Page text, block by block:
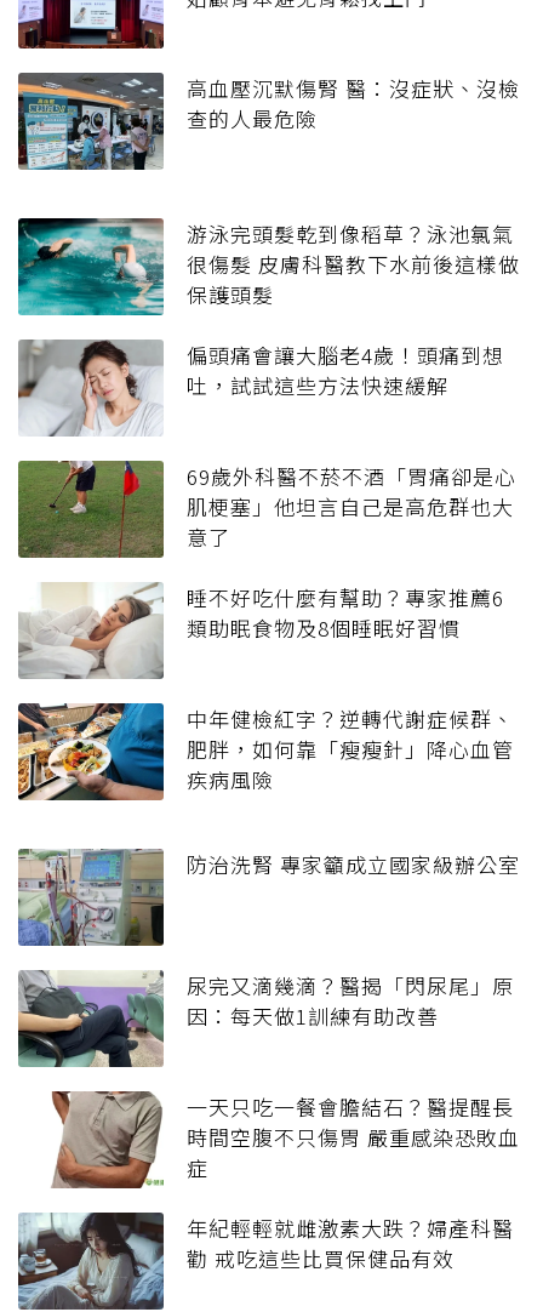
高血壓沉默傷腎 醫：沒症狀、沒檢
查的人最危險
游泳完頭髮乾到像稻草？泳池氯氣
很傷髮 皮膚科醫教下水前後這樣做
保護頭髮
偏頭痛會讓大腦老4歲！頭痛到想
吐，試試這些方法快速緩解
69歲外科醫不菸不酒「胃痛卻是心
肌梗塞」他坦言自己是高危群也大
意了
睡不好吃什麼有幫助？專家推薦6
類助眠食物及8個睡眠好習慣
中年健檢紅字？逆轉代謝症候群、
肥胖，如何靠「瘦瘦針」降心血管
疾病風險
防治洗腎 專家籲成立國家級辦公室
尿完又滴幾滴？醫揭「閃尿尾」原
因：每天做1訓練有助改善
一天只吃一餐會膽結石？醫提醒長
時間空腹不只傷胃 嚴重感染恐敗血
症
年紀輕輕就雌激素大跌？婦產科醫
勸 戒吃這些比買保健品有效